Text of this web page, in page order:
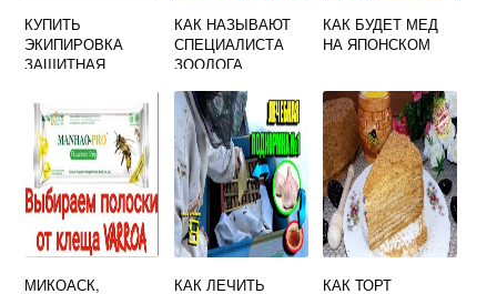
КУПИТЬ
ЭКИПИРОВКА
ЗАЩИТНАЯ
УПЛОТНЕНИЕМ
НА ШЕЕ.
КАК НАЗЫВАЮТ
СПЕЦИАЛИСТА
ЗООЛОГА
ЗАНИМАЕТСЯ
ИЗУЧЕНИЕМ
ПЧЕЛ
КАК БУДЕТ МЕД
НА ЯПОНСКОМ
МИКОАСК, КАК ЛЕЧИТЬ КАК ТОРТ